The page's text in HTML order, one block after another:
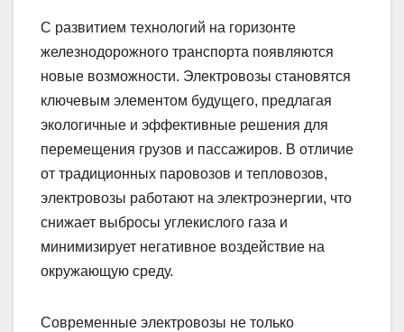
С развитием технологий на горизонте
железнодорожного транспорта появляются
новые возможности. Электровозы становятся
ключевым элементом будущего, предлагая
экологичные и эффективные решения для
перемещения грузов и пассажиров. В отличие
от традиционных паровозов и тепловозов,
электровозы работают на электроэнергии, что
снижает выбросы углекислого газа и
минимизирует негативное воздействие на
окружающую среду.
Современные электровозы не только